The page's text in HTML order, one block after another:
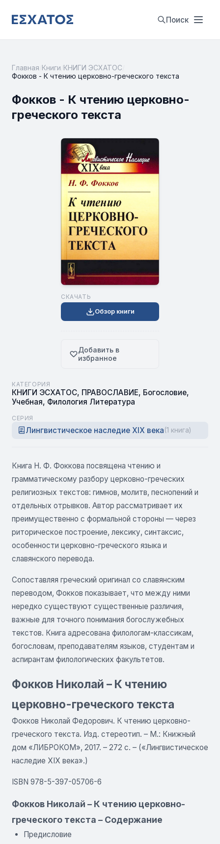
Поиск
Главная Книги КНИГИ ЭСХАТОС
Фокков - К чтению церковно-греческого текста
Фокков - К чтению церковно-
греческого текста
СКАЧАТЬ
Обзор книги
Добавить в
избранное
КАТЕГОРИЯ
КНИГИ ЭСХАТОС, ПРАВОСЛАВИЕ, Богословие,
Учебная, Филология Литература
СЕРИЯ
Лингвистическое наследие XIX века(1 книга)
Книга Н. Ф. Фоккова посвящена чтению и
грамматическому разбору церковно-греческих
религиозных текстов: гимнов, молитв, песнопений и
отдельных отрывков. Автор рассматривает их
преимущественно с формальной стороны — через
риторическое построение, лексику, синтаксис,
особенности церковно-греческого языка и
славянского перевода.
Сопоставляя греческий оригинал со славянским
переводом, Фокков показывает, что между ними
нередко существуют существенные различия,
важные для точного понимания богослужебных
текстов. Книга адресована филологам-классикам,
богословам, преподавателям языков, студентам и
аспирантам филологических факультетов.
Фокков Николай – К чтению
церковно-греческого текста
Фокков Николай Федорович. К чтению церковно-
греческого текста. Изд. стереотип. – М.: Книжный
дом «ЛИБРОКОМ», 2017. – 272 с. – («Лингвистическое
наследие XIX века».)
ISBN 978-5-397-05706-6
Фокков Николай – К чтению церковно-
греческого текста – Содержание
Предисловие